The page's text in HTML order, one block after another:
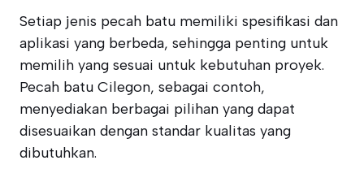
Setiap jenis pecah batu memiliki spesifikasi dan
aplikasi yang berbeda, sehingga penting untuk
memilih yang sesuai untuk kebutuhan proyek.
Pecah batu Cilegon, sebagai contoh,
menyediakan berbagai pilihan yang dapat
disesuaikan dengan standar kualitas yang
dibutuhkan.